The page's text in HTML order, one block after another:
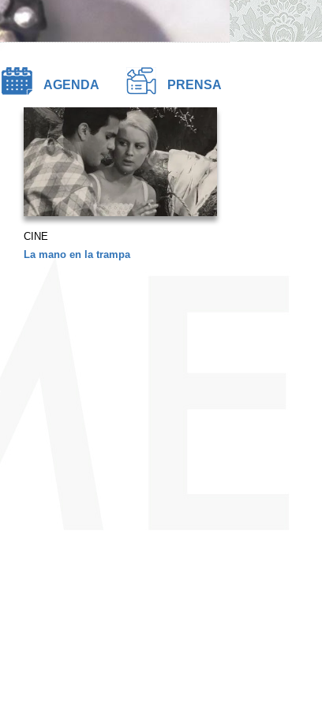
AGENDA PRENSA
CINE
La mano en la trampa